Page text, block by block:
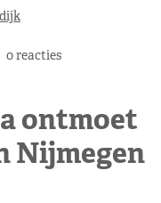
0 reacties
ontmoet
Nijmegen